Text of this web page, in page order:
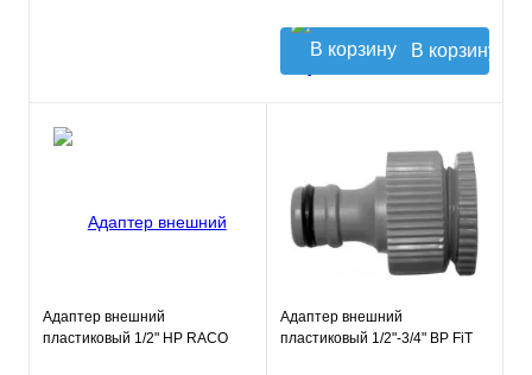
В корзину
Адаптер внешний
пластиковый 1/2" НР RACO
Адаптер внешний
пластиковый 1/2"-3/4" ВР FiT